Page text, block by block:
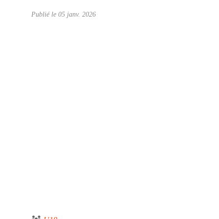
Publié le 05 janv. 2026